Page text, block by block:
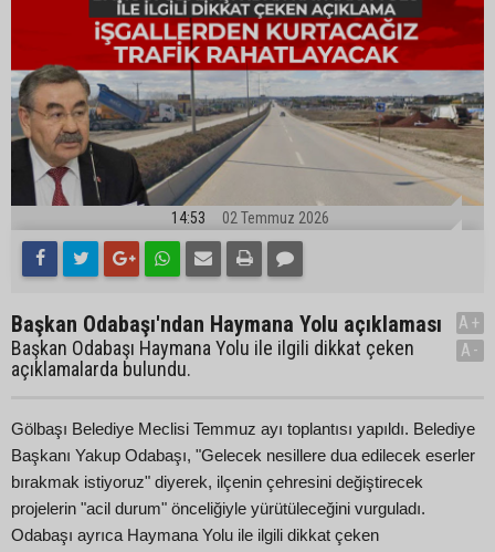
14:53 02 Temmuz 2026
Başkan Odabaşı'ndan Haymana Yolu açıklaması
Başkan Odabaşı Haymana Yolu ile ilgili dikkat çeken
açıklamalarda bulundu.
A+
A-
Gölbaşı Belediye Meclisi Temmuz ayı toplantısı yapıldı. Belediye
Başkanı Yakup Odabaşı, "Gelecek nesillere dua edilecek eserler
bırakmak istiyoruz" diyerek, ilçenin çehresini değiştirecek
projelerin "acil durum" önceliğiyle yürütüleceğini vurguladı.
Odabaşı ayrıca Haymana Yolu ile ilgili dikkat çeken